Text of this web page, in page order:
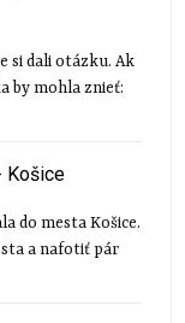
si dali otázku. Ak
by mohla znieť:
Košice
do mesta Košice.
a nafotiť pár